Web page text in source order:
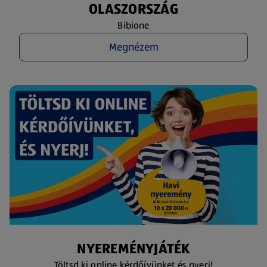
OLASZORSZÁG
Bibione
Megnézem
NYEREMÉNYJÁTÉK